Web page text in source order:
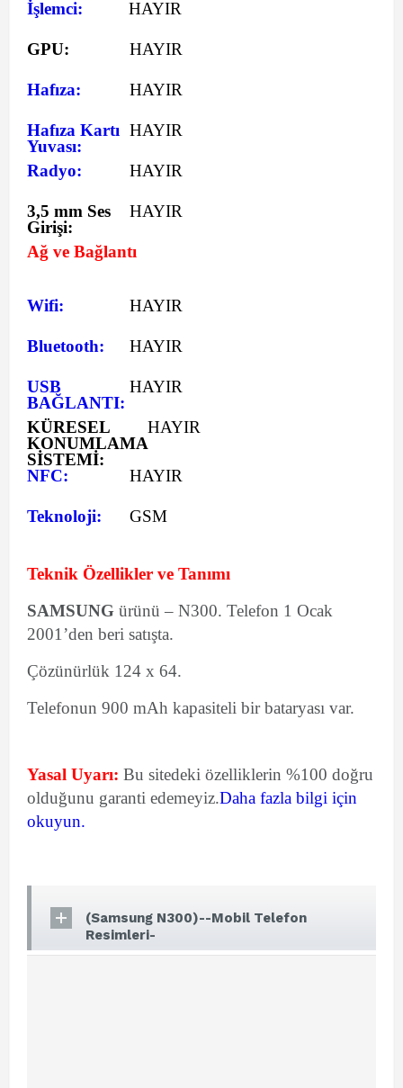
İşlemci: HAYIR
GPU: HAYIR
Hafıza: HAYIR
Hafıza Kartı
Yuvası:
HAYIR
Radyo: HAYIR
3,5 mm Ses
Girişi:
HAYIR
Ağ ve Bağlantı
Wifi: HAYIR
Bluetooth: HAYIR
USB
BAĞLANTI:
HAYIR
KÜRESEL
KONUMLAMA
SİSTEMİ:
HAYIR
NFC: HAYIR
Teknoloji: GSM
Teknik Özellikler ve Tanımı
SAMSUNG ürünü – N300. Telefon 1 Ocak
2001’den beri satışta.
Çözünürlük 124 x 64.
Telefonun 900 mAh kapasiteli bir bataryası var.
Yasal Uyarı: Bu sitedeki özelliklerin %100 doğru
olduğunu garanti edemeyiz.Daha fazla bilgi için
okuyun.
(Samsung N300)--Mobil Telefon
Resimleri-